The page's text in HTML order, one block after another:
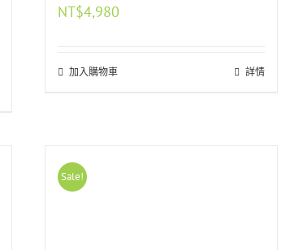
NT$4,980
加入購物車 詳情
Sale!